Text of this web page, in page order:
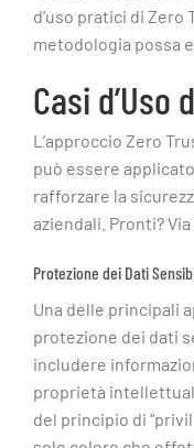
d’uso pratici di
metodologia possa
Casi d’Uso
L’approccio Zero
può essere
rafforzare la
aziendali. Pronti? Via
Protezione dei Dati
Una delle principali
protezione dei dati
includere
proprietà
del principio di